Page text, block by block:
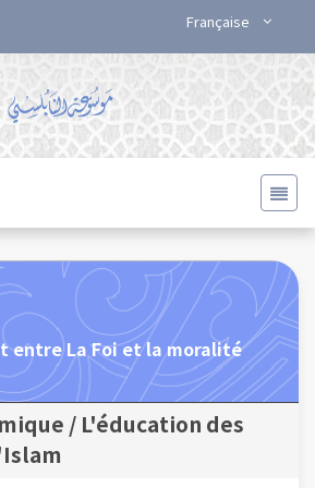
Française
entre La Foi et la moralité
/ L'éducation des